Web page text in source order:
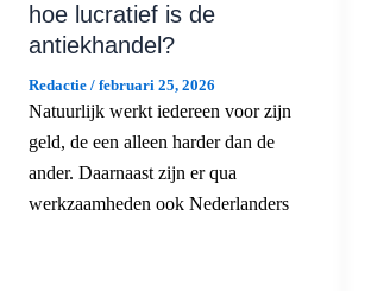
hoe lucratief is de
antiekhandel?
Redactie / februari 25, 2026
Natuurlijk werkt iedereen voor zijn
geld, de een alleen harder dan de
ander. Daarnaast zijn er qua
werkzaamheden ook Nederlanders